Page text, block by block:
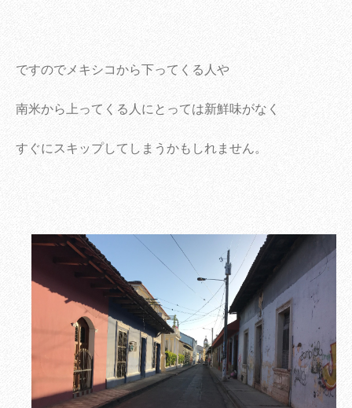
ですのでメキシコから下ってくる人や
南米から上ってくる人にとっては新鮮味がなく
すぐにスキップしてしまうかもしれません。